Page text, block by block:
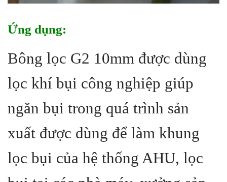
Ứng dụng:
Bông lọc G2 10mm được dùng
lọc khí bụi công nghiệp giúp
ngăn bụi trong quá trình sản
xuất được dùng để làm khung
lọc bụi của hệ thống AHU, lọc